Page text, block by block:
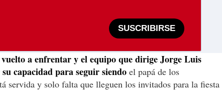
SUSCRIBIRSE
a enfrentar y el equipo que dirige Jorge Luis
capacidad para seguir siendo el papá de los
servida y solo falta que lleguen los invitados para la fiesta